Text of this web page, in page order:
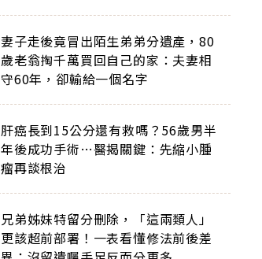
妻子走後竟冒出陌生弟弟分遺產，80
歲老翁掏千萬買回自己的家：夫妻相
守60年，卻輸給一個名字
肝癌長到15公分還有救嗎？56歲男半
年後成功手術…醫揭關鍵：先縮小腫
瘤再談根治
兄弟姊妹特留分刪除，「這兩類人」
更該超前部署！一表看懂修法前後差